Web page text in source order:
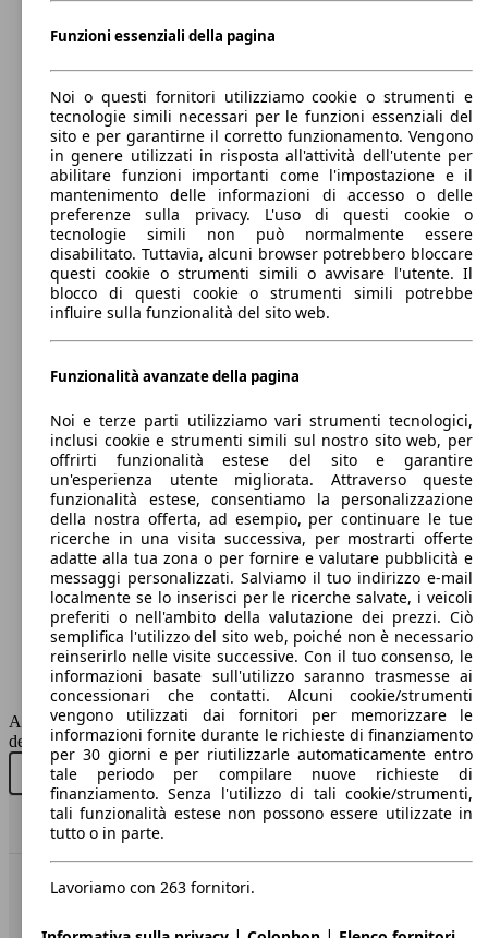
C-HR 2.0 hv GR Sport Premiere awd e-cvt
(152 PS)
C-HR 2.0 hv GR Sport awd e-cvt
112 KW
(152 PS)
C-HR 2.0 hv Lounge Premiere fwd e-cvt
112 KW
(152 PS)
C-HR 2.0 hv Lounge fwd e-cvt
112 KW
(152 PS)
C-HR 2.0 hv Trend awd e-cvt
112 KW
(152 PS)
Leistung
(98 PS)
l/
C-HR 1.8h Black Edition e-cvt
72 KW
(98 PS)
Ø
l/
C-HR 1.8h Business e-cvt
72 KW
(98 PS)
Ø
l/
C-HR 1.8h GR Sport Black Edition e-cvt
da 4360 x 1800 x 1560 mm
72 - 85 KW (98 - 116 PS)
Porte:
5
Sedili:
5
Bagagliaio:
377 - 1500 Litri
Capacità di traino:
0 - 1300 kg
Mostra versioni
SUV/Fuoristrada/Pick-up
Benzina
Model Version
AutoScout24 non si assume alcuna responsabilità per la correttezza
dei dati.
Acquista nuovo
Acquista usato
Torna su
Benvenuti su AutoScout24, il mercato auto europeo.
Funzioni essenziali della pagina
Noi o questi fornitori utilizziamo cookie o strumenti e
tecnologie simili necessari per le funzioni essenziali del
sito e per garantirne il corretto funzionamento. Vengono
in genere utilizzati in risposta all'attività dell'utente per
abilitare funzioni importanti come l'impostazione e il
mantenimento delle informazioni di accesso o delle
preferenze sulla privacy. L'uso di questi cookie o
tecnologie simili non può normalmente essere
disabilitato. Tuttavia, alcuni browser potrebbero bloccare
questi cookie o strumenti simili o avvisare l'utente. Il
blocco di questi cookie o strumenti simili potrebbe
influire sulla funzionalità del sito web.
Funzionalità avanzate della pagina
Noi e terze parti utilizziamo vari strumenti tecnologici,
inclusi cookie e strumenti simili sul nostro sito web, per
offrirti funzionalità estese del sito e garantire
un'esperienza utente migliorata. Attraverso queste
funzionalità estese, consentiamo la personalizzazione
della nostra offerta, ad esempio, per continuare le tue
ricerche in una visita successiva, per mostrarti offerte
adatte alla tua zona o per fornire e valutare pubblicità e
messaggi personalizzati. Salviamo il tuo indirizzo e-mail
localmente se lo inserisci per le ricerche salvate, i veicoli
preferiti o nell'ambito della valutazione dei prezzi. Ciò
semplifica l'utilizzo del sito web, poiché non è necessario
reinserirlo nelle visite successive. Con il tuo consenso, le
informazioni basate sull'utilizzo saranno trasmesse ai
concessionari che contatti. Alcuni cookie/strumenti
vengono utilizzati dai fornitori per memorizzare le
informazioni fornite durante le richieste di finanziamento
per 30 giorni e per riutilizzarle automaticamente entro
tale periodo per compilare nuove richieste di
finanziamento. Senza l'utilizzo di tali cookie/strumenti,
tali funzionalità estese non possono essere utilizzate in
tutto o in parte.
Lavoriamo con 263 fornitori.